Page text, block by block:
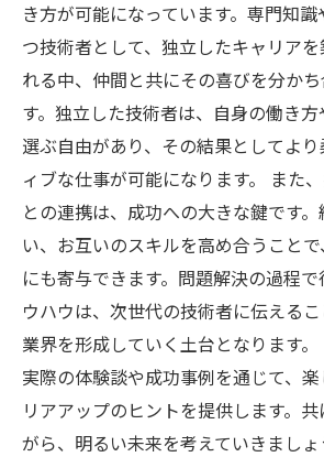
き方が可能になっています。専門知
つ技術者として、独立したキャリア
れる中、仲間と共にその喜びを分か
す。独立した技術者は、自身の働き
選ぶ自由があり、その結果としてよ
ィブな仕事が可能になります。 また
との連携は、成功への大きな鍵です
い、お互いのスキルを高め合うこと
にも寄与できます。問題解決の過程
ウハウは、次世代の技術者に伝える
業界を形成していく土台となります。
実際の体験談や成功事例を通じて、
リアアップのヒントを提供します。
がら、明るい未来を考えていきましょ